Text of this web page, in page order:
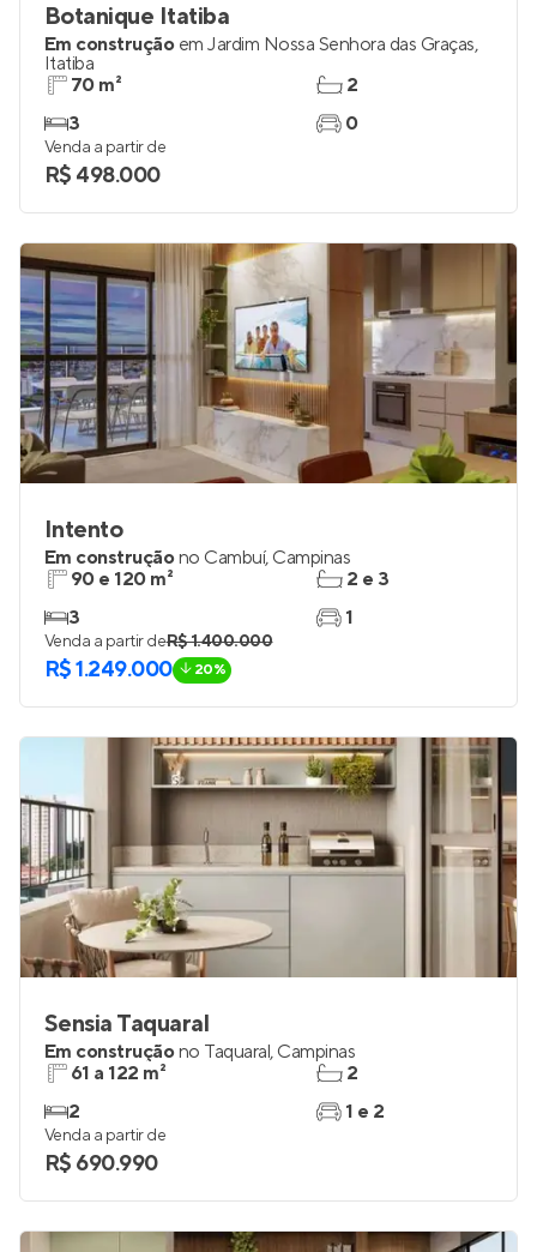
Botanique Itatiba
Em construção em Jardim Nossa Senhora das Graças,
Itatiba
70 m²
3
2
0
Venda a partir de
R$ 498.000
Intento
Em construçãono Cambuí, Campinas
90 e 120 m²
3
2 e 3
1
Venda a partir deR$ 1.400.000
R$ 1.249.000 20%
Sensia Taquaral
Em construçãono Taquaral, Campinas
61 a 122 m²
2
2
1 e 2
Venda a partir de
R$ 690.990